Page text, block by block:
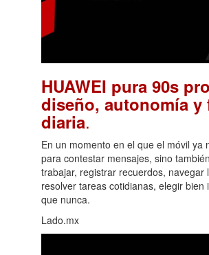
HUAWEI pura 90s
diseño, autonomía y
diaria.
En un momento en el que el móvil ya
para contestar mensajes, sino
trabajar, registrar recuerdos, navegar
resolver tareas cotidianas, elegir bien
que nunca.
Lado.mx